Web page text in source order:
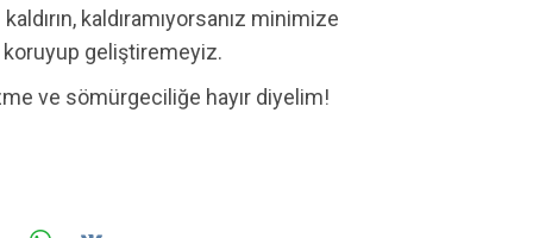
kaldıramıyorsanız minimize
koruyup geliştiremeyiz.
ve sömürgeciliğe hayır diyelim!